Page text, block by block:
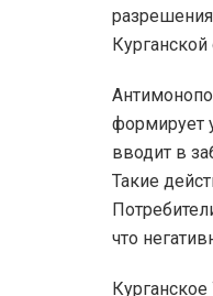
разрешения
формирует
вводит в
Такие
что